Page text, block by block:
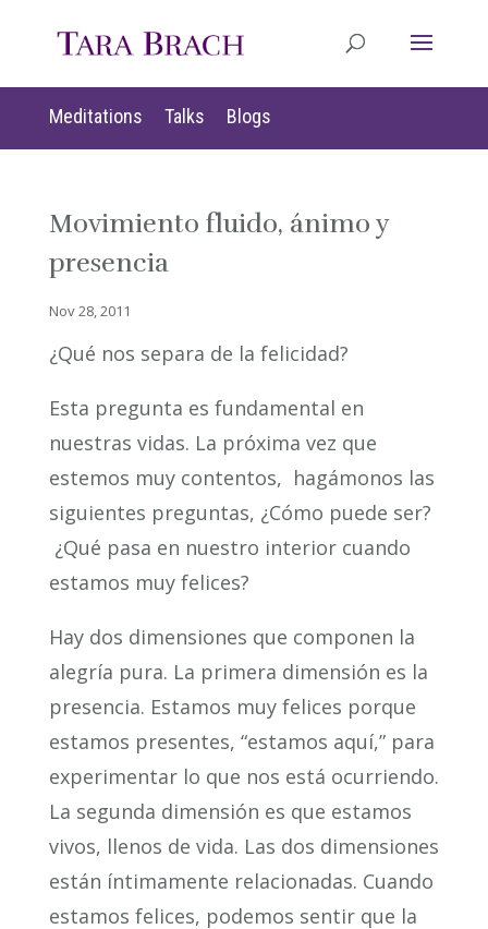
Meditations Talks Blogs
Movimiento fluido, ánimo y
presencia
Nov 28, 2011
¿Qué nos separa de la felicidad?
Esta pregunta es fundamental en
nuestras vidas. La próxima vez que
estemos muy contentos, hagámonos las
siguientes preguntas, ¿Cómo puede ser?
¿Qué pasa en nuestro interior cuando
estamos muy felices?
Hay dos dimensiones que componen la
alegría pura. La primera dimensión es la
presencia. Estamos muy felices porque
estamos presentes, “estamos aquí,” para
experimentar lo que nos está ocurriendo.
La segunda dimensión es que estamos
vivos, llenos de vida. Las dos dimensiones
están íntimamente relacionadas. Cuando
estamos felices, podemos sentir que la